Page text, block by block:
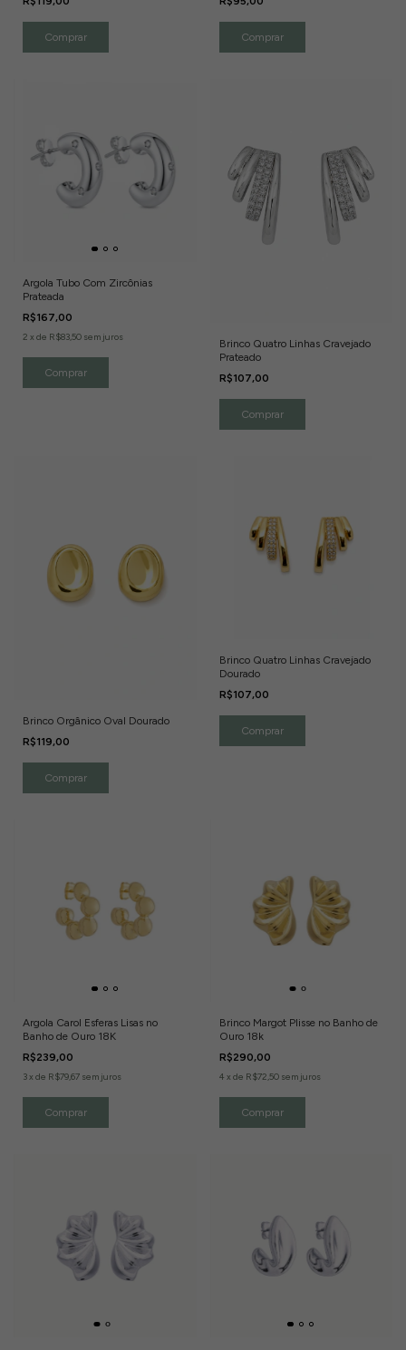
Argola Tubo Com Zircônias
Prateada
R$167,00
2 x de R$83,50 sem juros
Brinco Quatro Linhas Cravejado
Prateado
R$107,00
Brinco Orgânico Oval Dourado
R$119,00
Brinco Quatro Linhas Cravejado
Dourado
R$107,00
Argola Carol Esferas Lisas no
Banho de Ouro 18K
R$239,00
3x de R$79,67 sem juros
Brinco Margot Plisse no Banho de
Ouro 18k
R$290,00
4 x de R$72,50 sem juros